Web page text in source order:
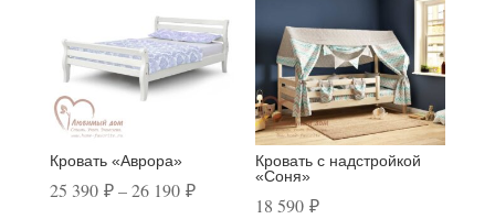
Кровать «Аврора»
25 390 ₽ – 26 190 ₽Диапазон
Кровать с надстройкой
«Соня»
18 590₽